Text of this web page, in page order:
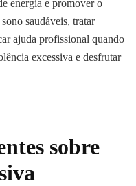
energia e promover o
saudáveis, tratar
ajuda profissional quando
excessiva e desfrutar
s sobre